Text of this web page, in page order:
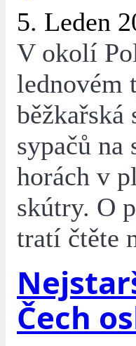
5. Leden
V okolí
lednovém
běžkařská
sypačů
horách v
skútry. O
tratí čtěte
Čech